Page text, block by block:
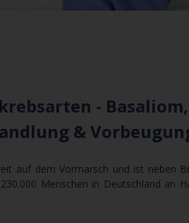
- Basaliom,
&
auf dem Vormarsch und ist neben
Menschen in Deutschland an